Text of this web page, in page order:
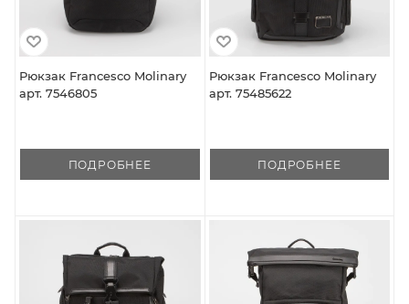
Рюкзак Francesco Molinary
арт. 7546805
ПОДРОБНЕЕ
Рюкзак Francesco Molinary
арт. 75485622
ПОДРОБНЕЕ